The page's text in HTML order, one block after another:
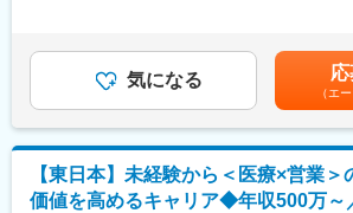
にくく、安定した売上を誇っています。
・当社は、東証プライム上場以来、10期
グループに属しており、主力事業を担っ
＜社会貢献度の高さ＞
自身の売上・営業活動が患者さんのQOL
とに繋がるため、やりがいをもって営業で
品に関する情報提供を行います。
医薬品は「どの成分に、どのような効果
いのか」などの情報が付加されて、初め
きます。医師への適切な医薬品情報の提供
どを考慮し、規定により決定します。※年
3～4万円）・諸手当有昇給：年1回★頑張
任先の評価次第で大幅に年収をUPできま
定）賃金はあくまでも目安の金額であり
可能性があります。月給(月額)は固定手当
気になる
（エ
【東日本】未経験から＜医療×営業
価値を高めるキャリア◆年収500万～